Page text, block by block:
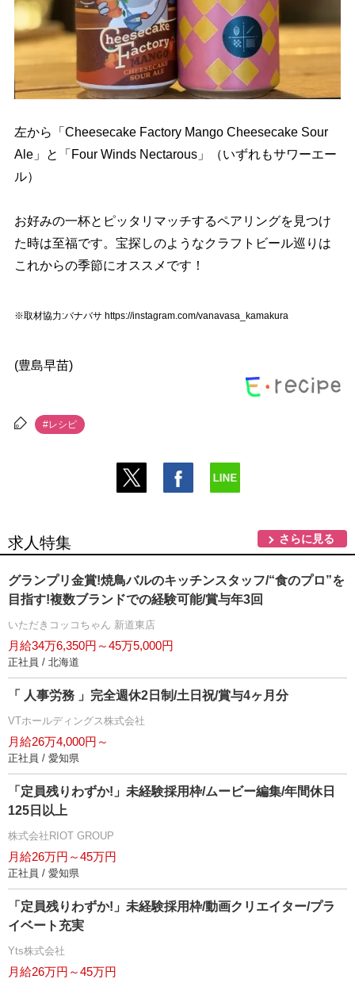
左から「Cheesecake Factory Mango Cheesecake Sour
Ale」と「Four Winds Nectarous」（いずれもサワーエー
ル）
お好みの一杯とピッタリマッチするペアリングを見つけ
た時は至福です。宝探しのようなクラフトビール巡りは
これからの季節にオススメです！
※取材協力:バナバサ https://instagram.com/vanavasa_kamakura
(豊島早苗)
#レシピ
求人特集 さらに見る
グランプリ金賞!焼鳥バルのキッチンスタッフ/“食のプロ”を
目指す!複数ブランドでの経験可能/賞与年3回
いただきコッコちゃん 新道東店
月給34万6,350円～45万5,000円
正社員 / 北海道
「 人事労務 」完全週休2日制/土日祝/賞与4ヶ月分
VTホールディングス株式会社
月給26万4,000円～
正社員 / 愛知県
「定員残りわずか!」未経験採用枠/ムービー編集/年間休日
125日以上
株式会社RIOT GROUP
月給26万円～45万円
正社員 / 愛知県
「定員残りわずか!」未経験採用枠/動画クリエイター/プラ
イベート充実
Yts株式会社
月給26万円～45万円